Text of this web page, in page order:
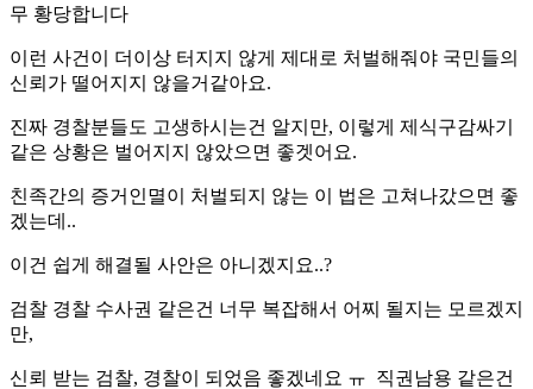
무 황당합니다
이런 사건이 더이상 터지지 않게 제대로 처벌해줘야 국민들의
신뢰가 떨어지지 않을거같아요.
진짜 경찰분들도 고생하시는건 알지만, 이렇게 제식구감싸기
같은 상황은 벌어지지 않았으면 좋겟어요.
친족간의 증거인멸이 처벌되지 않는 이 법은 고쳐나갔으면 좋
겠는데..
이건 쉽게 해결될 사안은 아니겠지요..?
검찰 경찰 수사권 같은건 너무 복잡해서 어찌 될지는 모르겠지
만,
신뢰 받는 검찰, 경찰이 되었음 좋겠네요 ㅠ 직권남용 같은건